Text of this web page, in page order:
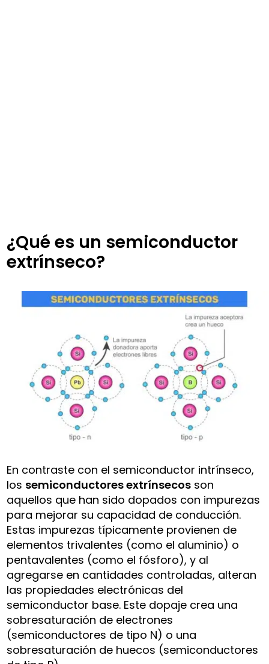
¿Qué es un semiconductor
extrínseco?
En contraste con el semiconductor intrínseco,
los semiconductores extrínsecos son
aquellos que han sido dopados con impurezas
para mejorar su capacidad de conducción.
Estas impurezas típicamente provienen de
elementos trivalentes (como el aluminio) o
pentavalentes (como el fósforo), y al
agregarse en cantidades controladas, alteran
las propiedades electrónicas del
semiconductor base. Este dopaje crea una
sobresaturación de electrones
(semiconductores de tipo N) o una
sobresaturación de huecos (semiconductores